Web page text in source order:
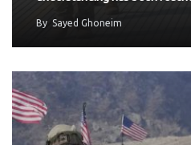
By Sayed Ghoneim